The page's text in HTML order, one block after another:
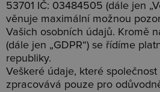
53701 IČ: 03484505 (dále jen
věnuje maximální možnou
Vašich osobních údajů. Kromě
(dále jen „GDPR“) se řídíme
republiky.
Veškeré údaje, které
zpracovává pouze pro